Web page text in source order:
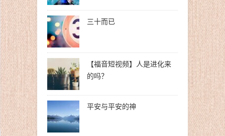
三十而已
【福音短视频】人是进化来
的吗？
平安与平安的神